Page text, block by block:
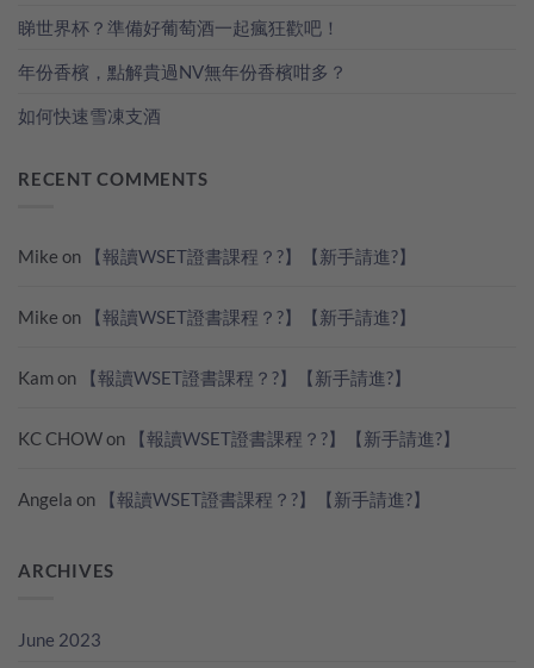
睇世界杯？準備好葡萄酒一起瘋狂歡吧！
年份香檳，點解貴過NV無年份香檳咁多？
如何快速雪凍支酒
RECENT COMMENTS
Mike on 【報讀WSET證書課程？?】【新手請進?】
Mike on 【報讀WSET證書課程？?】【新手請進?】
Kamon 【報讀WSET證書課程？?】【新手請進?】
KC CHOWon 【報讀WSET證書課程？?】【新手請進?】
Angela on 【報讀WSET證書課程？?】【新手請進?】
ARCHIVES
June 2023